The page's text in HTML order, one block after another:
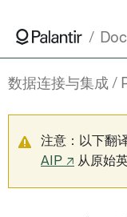
数据连接与集成
注意：以下翻
AIP ↗ 从原始